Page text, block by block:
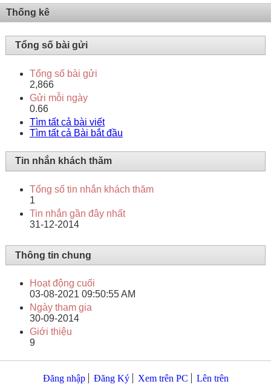
Thống kê
Tổng số bài gửi
Tổng số bài gửi
2,866
Gửi mỗi ngày
0.66
Tìm tất cả bài viết
Tìm tất cả Bài bắt đầu
Tin nhắn khách thăm
Tổng số tin nhắn khách thăm
1
Tin nhắn gần đây nhất
31-12-2014
Thông tin chung
Hoạt động cuối
03-08-2021 09:50:55 AM
Ngày tham gia
30-09-2014
Giới thiệu
9
Đăng nhập Đăng Ký Xem trên PC Lên trên